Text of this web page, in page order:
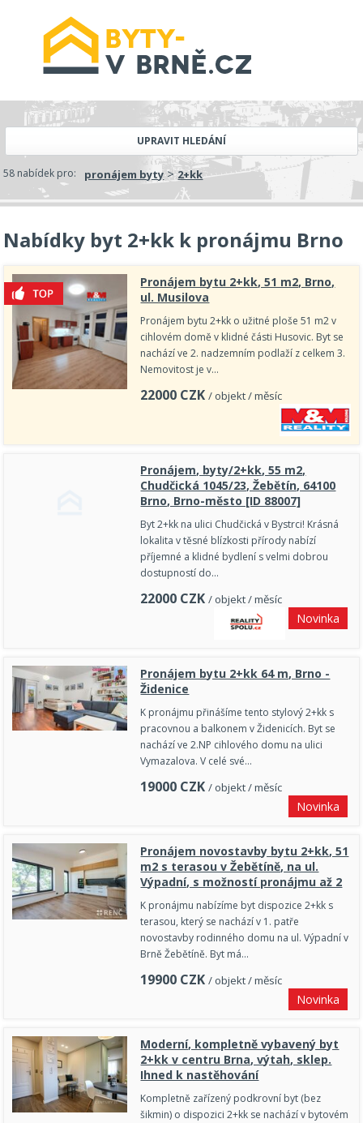
UPRAVIT HLEDÁNÍ
58 nabídek pro: pronájem byty>2+kk
Nabídky byt 2+kk k pronájmu Brno
Pronájem bytu 2+kk, 51 m2, Brno,
ul. Musilova
Pronájem bytu 2+kk o užitné ploše 51 m2 v
cihlovém domě v klidné části Husovic. Byt se
nachází ve 2. nadzemním podlaží z celkem 3.
Nemovitost je v…
22000 CZK / objekt / měsíc
Pronájem, byty/2+kk, 55 m2,
Chudčická 1045/23, Žebětín, 64100
Brno, Brno-město [ID 88007]
Byt 2+kk na ulici Chudčická v Bystrci! Krásná
lokalita v těsné blízkosti přírody nabízí
příjemné a klidné bydlení s velmi dobrou
dostupností do…
22000 CZK / objekt / měsíc
Novinka
Pronájem bytu 2+kk 64 m, Brno -
Židenice
K pronájmu přinášíme tento stylový 2+kk s
pracovnou a balkonem v Židenicích. Byt se
nachází ve 2.NP cihlového domu na ulici
Vymazalova. V celé své…
19000 CZK / objekt / měsíc
Novinka
Pronájem novostavby bytu 2+kk, 51
m2 s terasou v Žebětíně, na ul.
Výpadní, s možností pronájmu až 2
K pronájmu nabízíme byt dispozice 2+kk s
terasou, který se nachází v 1. patře
novostavby rodinného domu na ul. Výpadní v
Brně Žebětíně. Byt má…
19900 CZK / objekt / měsíc
Novinka
Moderní, kompletně vybavený byt
2+kk v centru Brna, výtah, sklep.
Ihned k nastěhování
Kompletně zařízený podkrovní byt (bez
šikmin) o dispozici 2+kk se nachází v bytovém